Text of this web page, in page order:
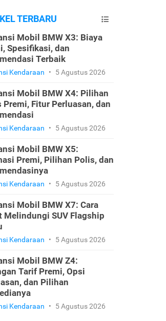
TERBARU
Mobil BMW X3: Biaya
Spesifikasi, dan
Terbaik
Kendaraan • 5 Agustus 2026
Mobil BMW X4: Pilihan
Premi, Fitur Perluasan, dan
Kendaraan • 5 Agustus 2026
Mobil BMW X5:
Premi, Pilihan Polis, dan
Kendaraan • 5 Agustus 2026
Mobil BMW X7: Cara
Melindungi SUV Flagship
Kendaraan • 5 Agustus 2026
Mobil BMW Z4:
Tarif Premi, Opsi
dan Pilihan
Kendaraan • 5 Agustus 2026